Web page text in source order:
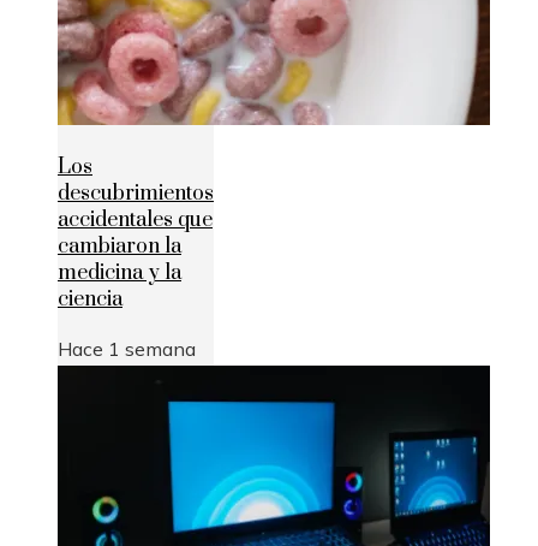
Los
descubrimientos
accidentales que
cambiaron la
medicina y la
ciencia
Hace 1 semana